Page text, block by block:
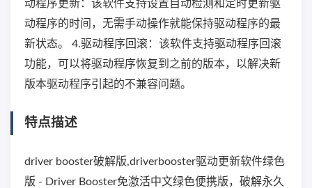
动程序更新：该软件支持设置自动检测和定时更新驱
动程序的时间，无需手动操作就能保持驱动程序的最
新状态。 4.驱动程序回滚：该软件支持驱动程序回滚
功能，可以将驱动程序恢复到之前的版本，以解决新
版本驱动程序引起的不兼容问题。
特点描述
driver booster破解版,driverbooster驱动更新软件绿色
版 - Driver Booster免激活中文绿色便携版，破解永久